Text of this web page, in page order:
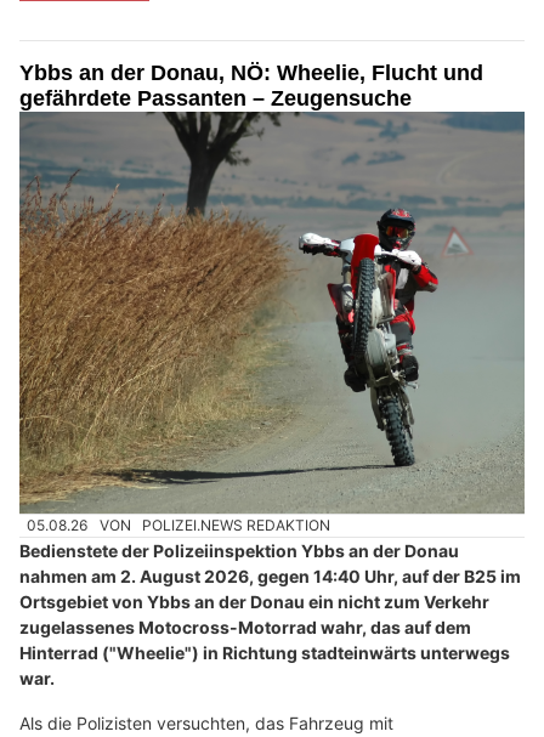
Ybbs an der Donau, NÖ: Wheelie, Flucht und
gefährdete Passanten – Zeugensuche
05.08.26 VON POLIZEI.NEWS REDAKTION
Bedienstete der Polizeiinspektion Ybbs an der Donau
nahmen am 2. August 2026, gegen 14:40 Uhr, auf der B25 im
Ortsgebiet von Ybbs an der Donau ein nicht zum Verkehr
zugelassenes Motocross-Motorrad wahr, das auf dem
Hinterrad ("Wheelie") in Richtung stadteinwärts unterwegs
war.
Als die Polizisten versuchten, das Fahrzeug mit